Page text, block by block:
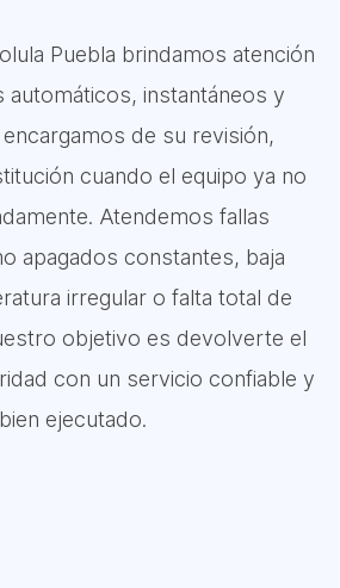
Puebla brindamos atención
automáticos, instantáneos y
de su revisión,
cuando el equipo ya no
Atendemos fallas
apagados constantes, baja
irregular o falta total de
objetivo es devolverte el
con un servicio confiable y
bien ejecutado.